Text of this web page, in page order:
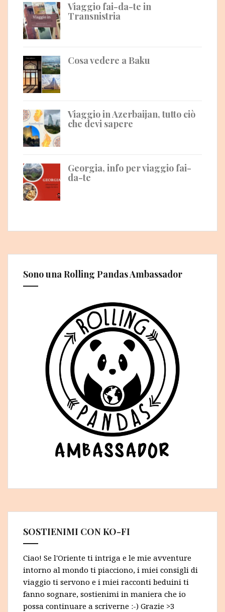
Viaggio fai-da-te in
Transnistria
Cosa vedere a Baku
Viaggio in Azerbaijan, tutto ciò
che devi sapere
Georgia, info per viaggio fai-
da-te
Sono una Rolling Pandas Ambassador
SOSTIENIMI CON KO-FI
Ciao! Se l'Oriente ti intriga e le mie avventure
intorno al mondo ti piacciono, i miei consigli di
viaggio ti servono e i miei racconti beduini ti
fanno sognare, sostienimi in maniera che io
possa continuare a scriverne :-) Grazie >3